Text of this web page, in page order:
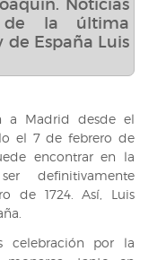
Noticias
de la última
España Luis
a Madrid desde el
el 7 de febrero de
encontrar en la
definitivamente
de 1724. Así, Luis
celebración por la